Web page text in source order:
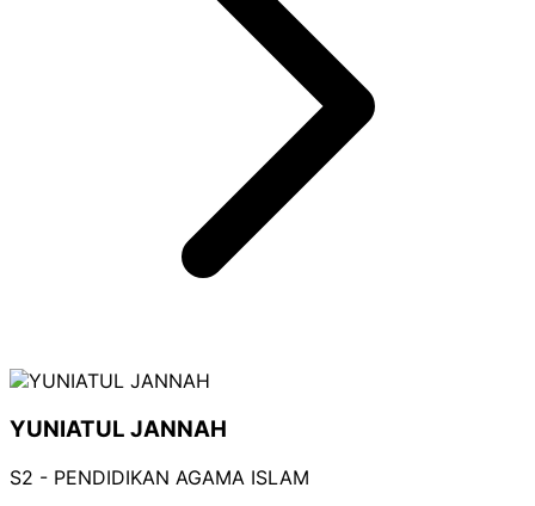
YUNIATUL JANNAH
S2 - PENDIDIKAN AGAMA ISLAM